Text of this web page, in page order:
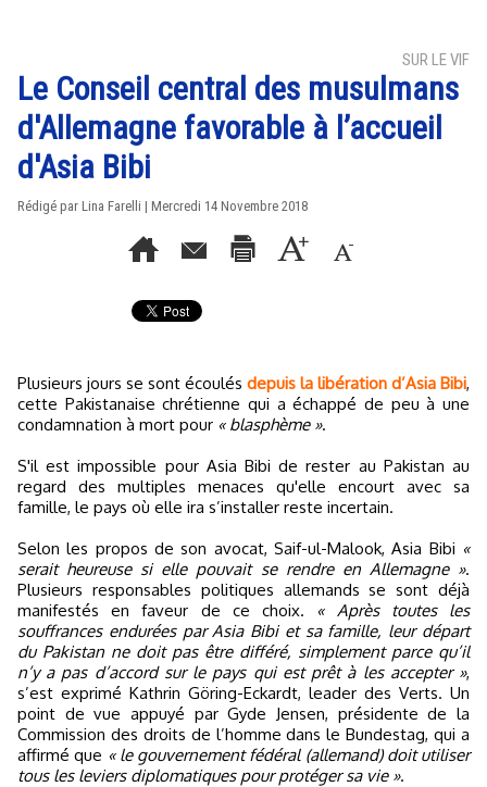
SUR LE VIF
Le Conseil central des musulmans
d'Allemagne favorable à l’accueil
d'Asia Bibi
Rédigé par Lina Farelli | Mercredi 14 Novembre 2018
Plusieurs jours se sont écoulés depuis la libération d’Asia Bibi,
cette Pakistanaise chrétienne qui a échappé de peu à une
condamnation à mort pour « blasphème ».
S'il est impossible pour Asia Bibi de rester au Pakistan au
regard des multiples menaces qu'elle encourt avec sa
famille, le pays où elle ira s’installer reste incertain.
Selon les propos de son avocat, Saif-ul-Malook, Asia Bibi «
serait heureuse si elle pouvait se rendre en Allemagne ».
Plusieurs responsables politiques allemands se sont déjà
manifestés en faveur de ce choix. « Après toutes les
souffrances endurées par Asia Bibi et sa famille, leur départ
du Pakistan ne doit pas être différé, simplement parce qu’il
n’y a pas d’accord sur le pays qui est prêt à les accepter »,
s’est exprimé Kathrin Göring-Eckardt, leader des Verts. Un
point de vue appuyé par Gyde Jensen, présidente de la
Commission des droits de l’homme dans le Bundestag, qui a
affirmé que « le gouvernement fédéral (allemand) doit utiliser
tous les leviers diplomatiques pour protéger sa vie ».